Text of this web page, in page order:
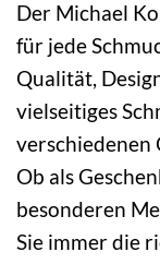
Der Michael
für jede
Qualität,
vielseitiges
verschiedenen
Ob als
besonderen
Sie immer die